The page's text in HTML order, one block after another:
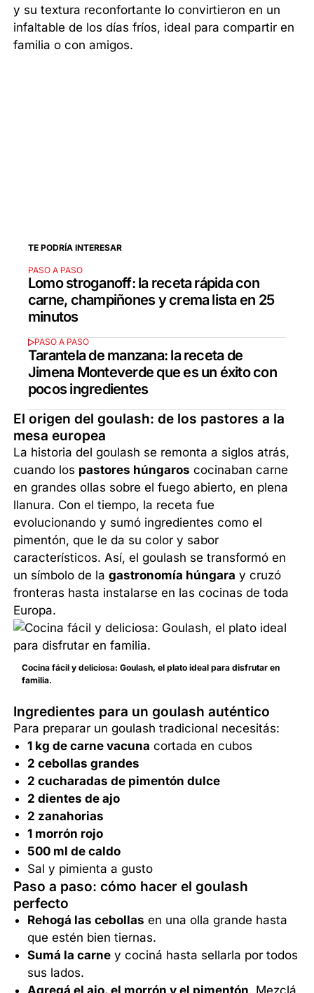
y su textura reconfortante lo convirtieron en un
infaltable de los días fríos, ideal para compartir en
familia o con amigos.
TE PODRÍA INTERESAR
PASO A PASO
Lomo stroganoff: la receta rápida con
carne, champiñones y crema lista en 25
minutos
PASO A PASO
Tarantela de manzana: la receta de
Jimena Monteverde que es un éxito con
pocos ingredientes
El origen del goulash: de los pastores a la
mesa europea
La historia del goulash se remonta a siglos atrás,
cuando los pastores húngaros cocinaban carne
en grandes ollas sobre el fuego abierto, en plena
llanura. Con el tiempo, la receta fue
evolucionando y sumó ingredientes como el
pimentón, que le da su color y sabor
característicos. Así, el goulash se transformó en
un símbolo de lagastronomía húngara y cruzó
fronteras hasta instalarse en las cocinas de toda
Europa.
Cocina fácil y deliciosa: Goulash, el plato ideal para disfrutar en
familia.
Ingredientes para un goulash auténtico
Para preparar un goulash tradicional necesitás:
1 kg de carne vacuna cortada en cubos
2 cebollas grandes
2 cucharadas de pimentón dulce
2 dientes de ajo
2 zanahorias
1 morrón rojo
500 ml de caldo
Sal y pimienta a gusto
Paso a paso: cómo hacer el goulash
perfecto
Rehogá las cebollas en una olla grande hasta
que estén bien tiernas.
Sumá la carne y cociná hasta sellarla por todos
sus lados.
Agregá el ajo, el morrón y el pimentón . Mezclá